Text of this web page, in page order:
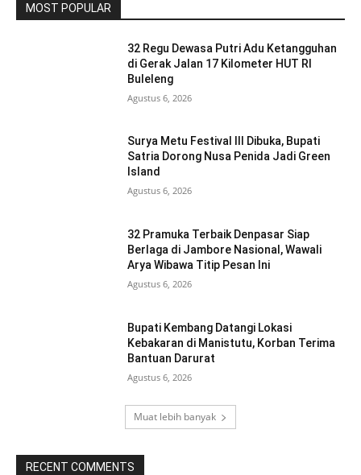
MOST POPULAR
32 Regu Dewasa Putri Adu Ketangguhan
di Gerak Jalan 17 Kilometer HUT RI
Buleleng
Agustus 6, 2026
Surya Metu Festival III Dibuka, Bupati
Satria Dorong Nusa Penida Jadi Green
Island
Agustus 6, 2026
32 Pramuka Terbaik Denpasar Siap
Berlaga di Jambore Nasional, Wawali
Arya Wibawa Titip Pesan Ini
Agustus 6, 2026
Bupati Kembang Datangi Lokasi
Kebakaran di Manistutu, Korban Terima
Bantuan Darurat
Agustus 6, 2026
Muat lebih banyak
RECENT COMMENTS